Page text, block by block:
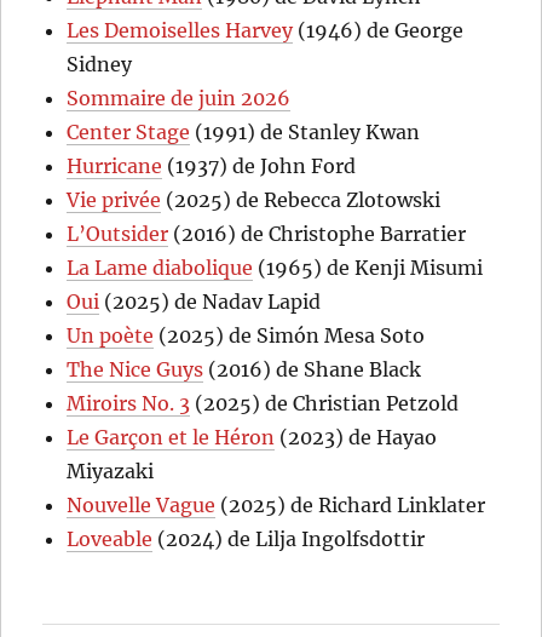
Les Demoiselles Harvey(1946) de George
Sidney
Sommaire de juin 2026
Center Stage (1991) de Stanley Kwan
Hurricane (1937) de John Ford
Vie privée (2025) de Rebecca Zlotowski
L’Outsider (2016) de Christophe Barratier
La Lame diabolique (1965) de Kenji Misumi
Oui (2025) de Nadav Lapid
Un poète (2025) de Simón Mesa Soto
The Nice Guys (2016) de Shane Black
Miroirs No. 3 (2025) de Christian Petzold
Le Garçon et le Héron (2023) de Hayao
Miyazaki
Nouvelle Vague (2025) de Richard Linklater
Loveable (2024) de Lilja Ingolfsdottir